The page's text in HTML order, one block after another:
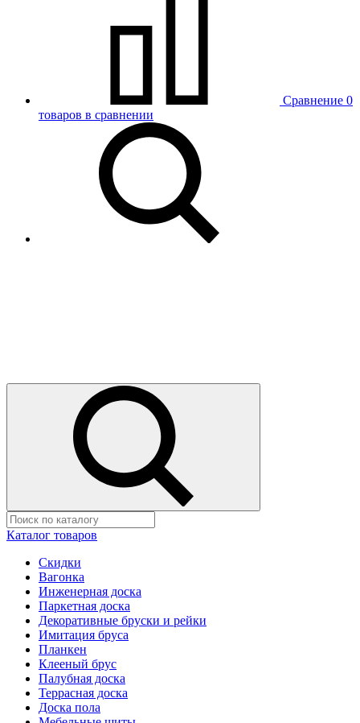
Сравнение 0
товаров в сравнении
Каталог товаров
Скидки
Вагонка
Инженерная доска
Паркетная доска
Декоративные бруски и рейки
Имитация бруса
Планкен
Клееный брус
Палубная доска
Террасная доска
Доска пола